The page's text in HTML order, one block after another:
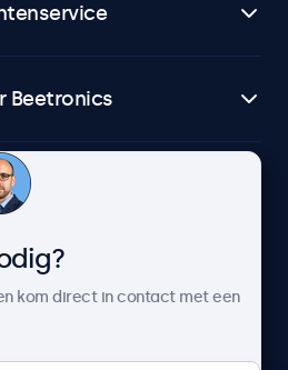
Beetronics
kom direct in contact met een